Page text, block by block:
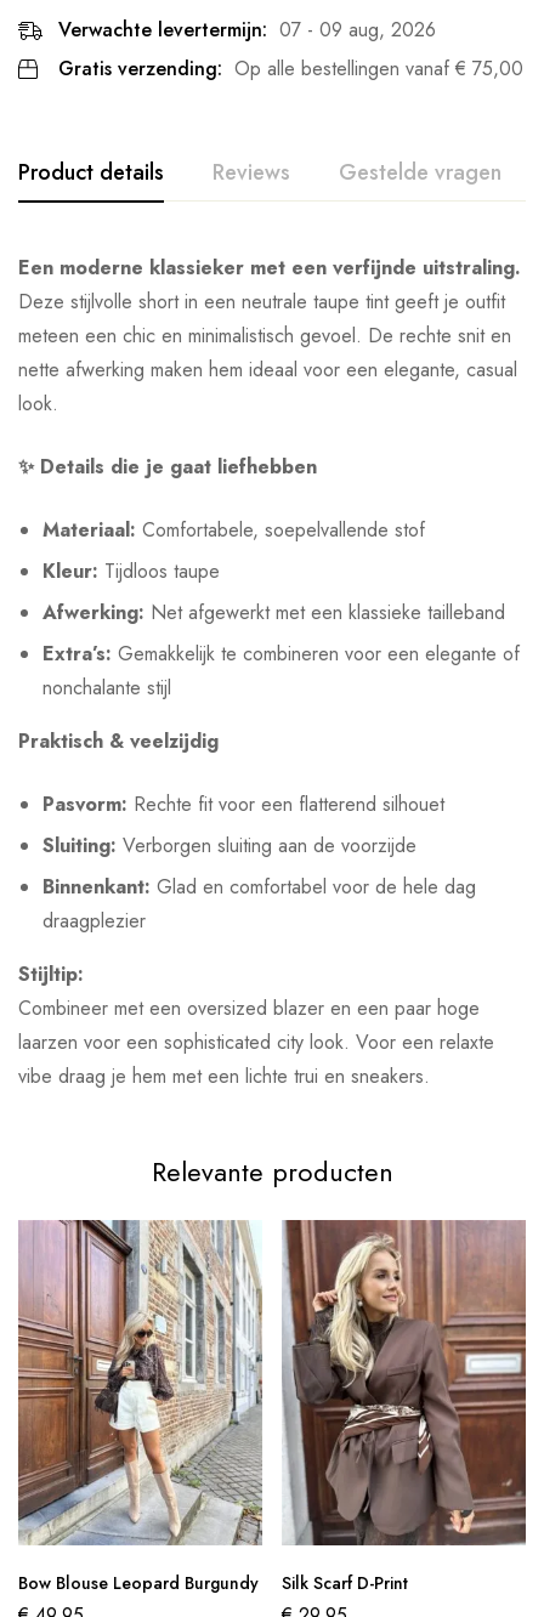
Verwachte levertermijn: 07 - 09 aug, 2026
Gratis verzending: Op alle bestellingen vanaf € 75,00
Product details Reviews Gestelde vragen
Een moderne klassieker met een verfijnde uitstraling.
Deze stijlvolle short in een neutrale taupe tint geeft je outfit
meteen een chic en minimalistisch gevoel. De rechte snit en
nette afwerking maken hem ideaal voor een elegante, casual
look.
✨ Details die je gaat liefhebben
Materiaal: Comfortabele, soepelvallende stof
Kleur: Tijdloos taupe
Afwerking: Net afgewerkt met een klassieke tailleband
Extra’s: Gemakkelijk te combineren voor een elegante of
nonchalante stijl
Praktisch & veelzijdig
Pasvorm: Rechte fit voor een flatterend silhouet
Sluiting: Verborgen sluiting aan de voorzijde
Binnenkant: Glad en comfortabel voor de hele dag
draagplezier
Stijltip:
Combineer met een oversized blazer en een paar hoge
laarzen voor een sophisticated city look. Voor een relaxte
vibe draag je hem met een lichte trui en sneakers.
Relevante producten
Bow Blouse Leopard Burgundy Silk Scarf D-Print